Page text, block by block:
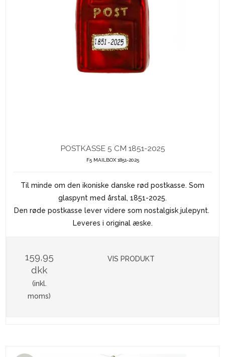
POSTKASSE 5 CM 1851-2025
F5 MAILBOX 1851-2025
Til minde om den ikoniske danske rød postkasse. Som
glaspynt med årstal, 1851-2025.
Den røde postkasse lever videre som nostalgisk julepynt.
Leveres i original æske.
159,95
dkk
(inkl.
moms)
VIS PRODUKT